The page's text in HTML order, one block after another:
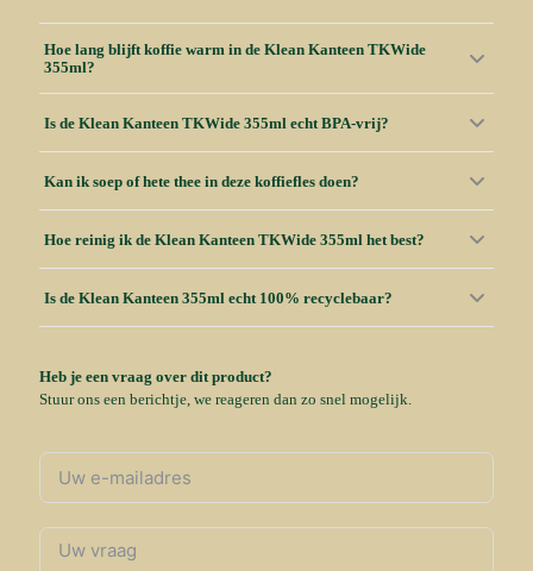
Hoe lang blijft koffie warm in de Klean Kanteen TKWide
355ml?
Is de Klean Kanteen TKWide 355ml echt BPA-vrij?
Kan ik soep of hete thee in deze koffiefles doen?
Hoe reinig ik de Klean Kanteen TKWide 355ml het best?
Is de Klean Kanteen 355ml echt 100% recyclebaar?
Heb je een vraag over dit product?
Stuur ons een berichtje, we reageren dan zo snel mogelijk.